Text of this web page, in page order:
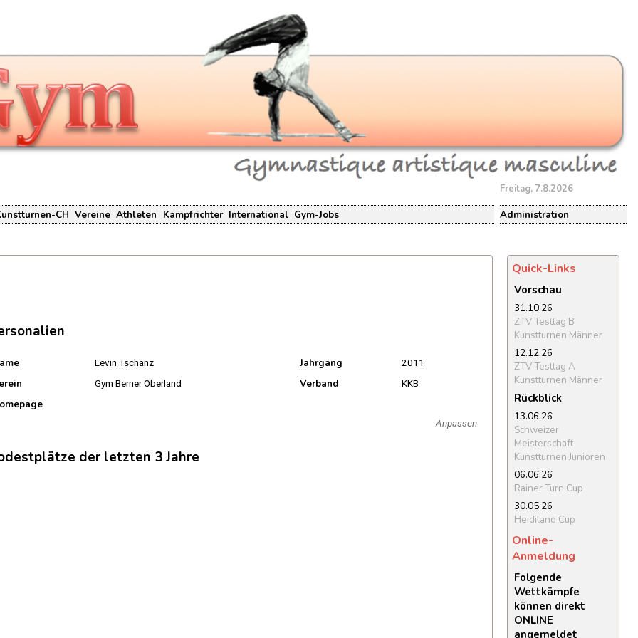
Freitag, 7.8.2026
CH Vereine Athleten Kampfrichter International Gym-Jobs Administration
Levin Tschanz Jahrgang 2011
Gym Berner Oberland Verband KKB
Anpassen
der letzten 3 Jahre
Quick-Links
Vorschau
31.10.26
ZTV Testtag B
Kunstturnen Männer
12.12.26
ZTV Testtag A
Kunstturnen Männer
Rückblick
13.06.26
Schweizer
Meisterschaft
Kunstturnen Junioren
06.06.26
Rainer Turn Cup
30.05.26
Heidiland Cup
Online-
Anmeldung
Folgende
Wettkämpfe
können direkt
ONLINE
angemeldet